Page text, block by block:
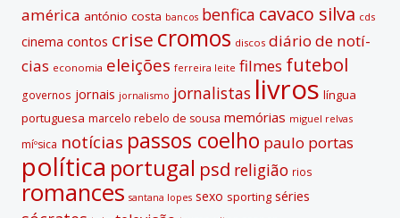
américa antónio costa bancos benfica cavaco silva cds
cinema contos crise cromos discos diário de notí­
cias economia eleições ferreira leite filmes futebol
governos jornais jornalismo jornalistas livros lí­ngua
portuguesa marcelo rebelo de sousa memórias miguel relvas
míºsica notí­cias passos coelho paulo portas
polí­tica portugal psd religião rios
romances santana lopes sexo sporting séries